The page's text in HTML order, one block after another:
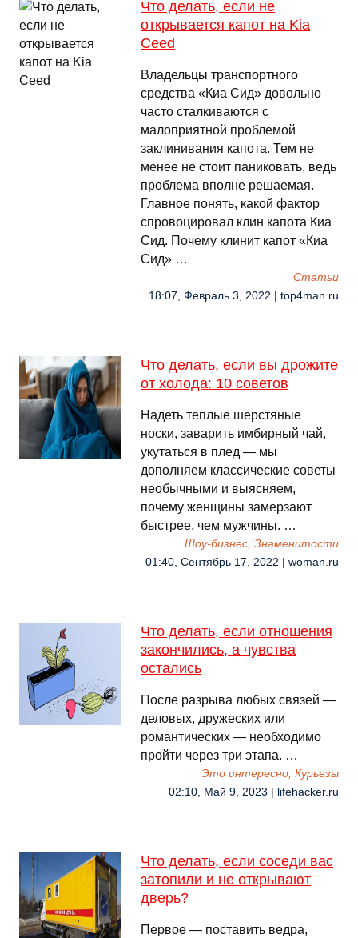
Что делать, если не
открывается капот на Kia
Ceed
Владельцы транспортного
средства «Киа Сид» довольно
часто сталкиваются с
малоприятной проблемой
заклинивания капота. Тем не
менее не стоит паниковать, ведь
проблема вполне решаемая.
Главное понять, какой фактор
спровоцировал клин капота Киа
Сид. Почему клинит капот «Киа
Сид» …
Cтатьи
18:07, Февраль 3, 2022 | top4man.ru
Что делать, если вы дрожите
от холода: 10 советов
Надеть теплые шерстяные
носки, заварить имбирный чай,
укутаться в плед — мы
дополняем классические советы
необычными и выясняем,
почему женщины замерзают
быстрее, чем мужчины. …
Шоу-бизнес, Знаменитости
01:40, Сентябрь 17, 2022 | woman.ru
Что делать, если отношения
закончились, а чувства
остались
После разрыва любых связей —
деловых, дружеских или
романтических — необходимо
пройти через три этапа. …
Это интересно, Курьезы
02:10, Май 9, 2023 | lifehacker.ru
Что делать, если соседи вас
затопили и не открывают
дверь?
Первое — поставить ведра,